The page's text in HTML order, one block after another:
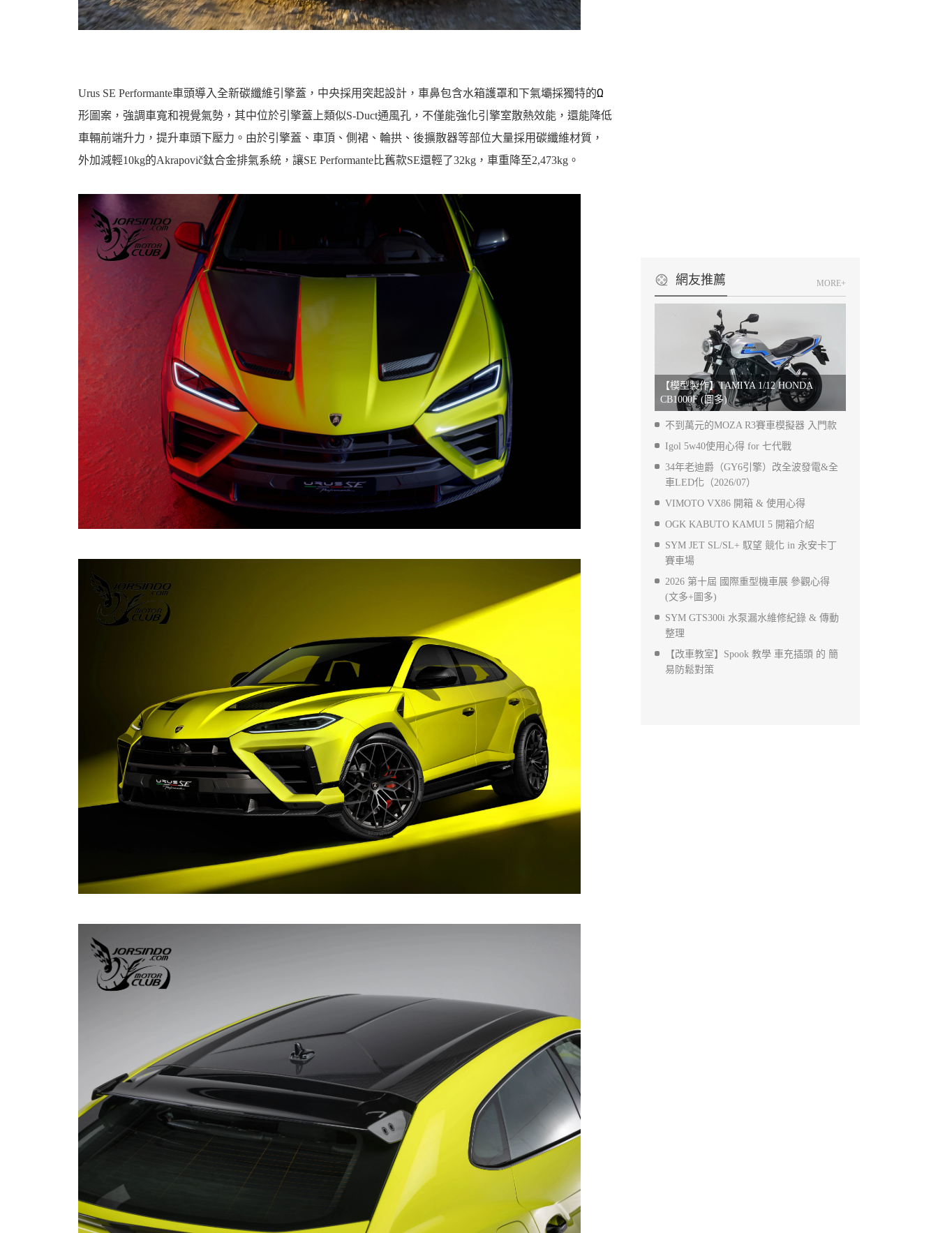
Urus SE Performante車頭導入全新碳纖維引擎蓋，中央採用突起設計，車鼻包含水箱護罩和下氣壩採獨特的Ω
形圖案，強調車寬和視覺氣勢，其中位於引擎蓋上類似S-Duct通風孔，不僅能強化引擎室散熱效能，還能降低
車輛前端升力，提升車頭下壓力。由於引擎蓋、車頂、側裙、輪拱、後擴散器等部位大量採用碳纖維材質，
外加減輕10kg的Akrapovič鈦合金排氣系統，讓SE Performante比舊款SE還輕了32kg，車重降至2,473kg。
網友推薦 MORE+
【模型製作】TAMIYA 1/12 HONDA
CB1000F (圖多)
不到萬元的MOZA R3賽車模擬器 入門款
Igol 5w40使用心得 for 七代戰
34年老迪爵（GY6引擎）改全波發電&全
車LED化（2026/07）
VIMOTO VX86 開箱 & 使用心得
OGK KABUTO KAMUI 5 開箱介紹
SYM JET SL/SL+ 馭望 競化 in 永安卡丁
賽車場
2026 第十屆 國際重型機車展 參觀心得
(文多+圖多)
SYM GTS300i 水泵漏水維修紀錄 & 傳動
整理
【改車教室】Spook 教學 車充插頭 的 簡
易防鬆對策